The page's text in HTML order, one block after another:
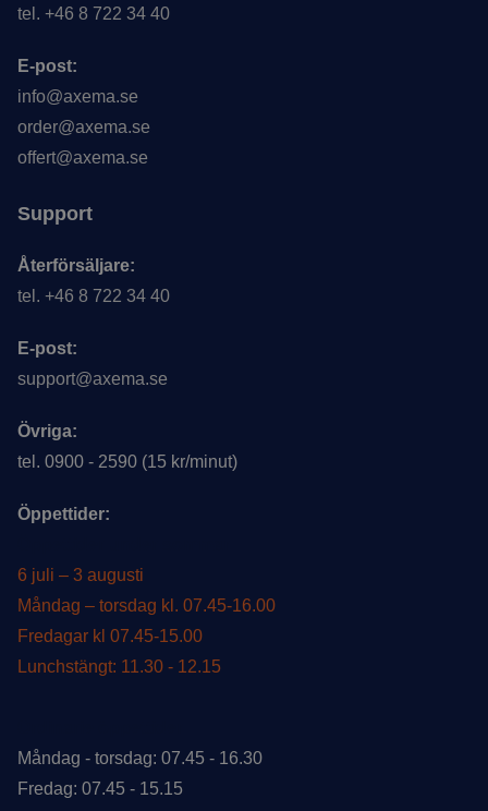
tel. +46 8 722 34 40
E-post:
info@axema.se
order@axema.se
offert@axema.se
Support
Återförsäljare:
tel. +46 8 722 34 40
E-post:
support@axema.se
Övriga:
tel. 0900 - 2590 (15 kr/minut)
Öppettider:
6 juli – 3 augusti
Måndag – torsdag kl. 07.45-16.00
Fredagar kl 07.45-15.00
Lunchstängt: 11.30 - 12.15
Måndag - torsdag: 07.45 - 16.30
Fredag: 07.45 - 15.15